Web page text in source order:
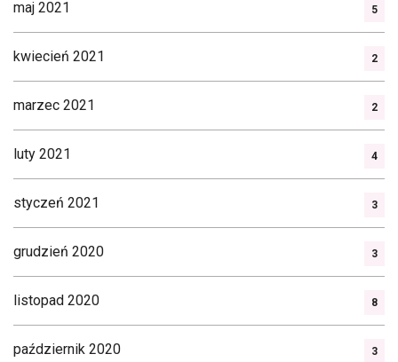
maj 2021 5
kwiecień 2021 2
marzec 2021 2
luty 2021 4
styczeń 2021 3
grudzień 2020 3
listopad 2020 8
październik 2020 3